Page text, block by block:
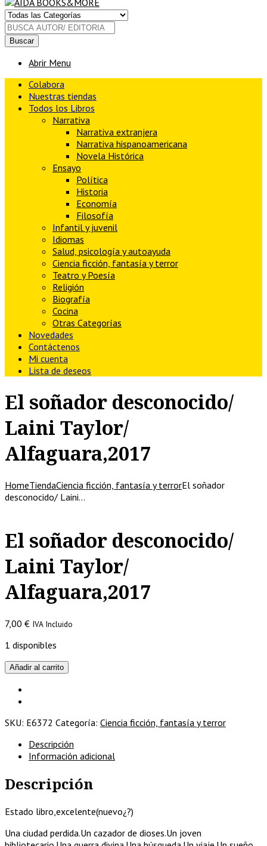
Buscar
Abrir Menu
Colabora
Nuestras tiendas
Todos los Libros
Narrativa
Narrativa extranjera
Narrativa hispanoamericana
Novela Histórica
Ensayo
Política
Historia
Economía
Filosofía
Infantil y juvenil
Idiomas
Salud, psicología y autoayuda
Ciencia ficción, fantasía y terror
Teatro y Poesía
Religión
Biografía
Cocina
Otras Categorías
Novedades
Contáctenos
Mi cuenta
Lista de deseos
El soñador desconocido/
Laini Taylor/
Alfaguara,2017
HomeTiendaCiencia ficción, fantasía y terrorEl soñador
desconocido/ Laini…
El soñador desconocido/
Laini Taylor/
Alfaguara,2017
7,00 € IVA Incluido
1 disponibles
El
soñador
desconocido/
Laini
Alfaguara,2017
Añadir al carrito
SKU: E6372 Categoría: Ciencia ficción, fantasía y terror
Descripción
Información adicional
Descripción
Estado libro,excelente(nuevo¿?)
Una ciudad perdida.Un cazador de dioses.Un joven